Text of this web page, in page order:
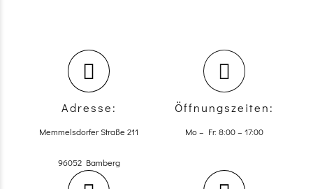
Adresse:
Memmelsdorfer Straße 211
96052 Bamberg
Öffnungszeiten:
Mo – Fr: 8:00 – 17:00